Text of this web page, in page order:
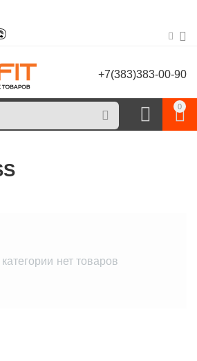
+7(383)383-00-90
0
нет товаров